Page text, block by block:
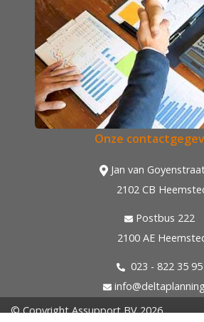
Onze
Jan van
2102 CB
Postbus 222
2100 AE
023 - 822 35 95
© CopyrightAssupport BV2026